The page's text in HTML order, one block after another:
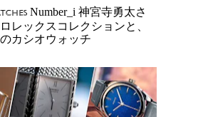
Number_i 神宮寺勇太さ
レックスコレクションと、
カシオウォッチ